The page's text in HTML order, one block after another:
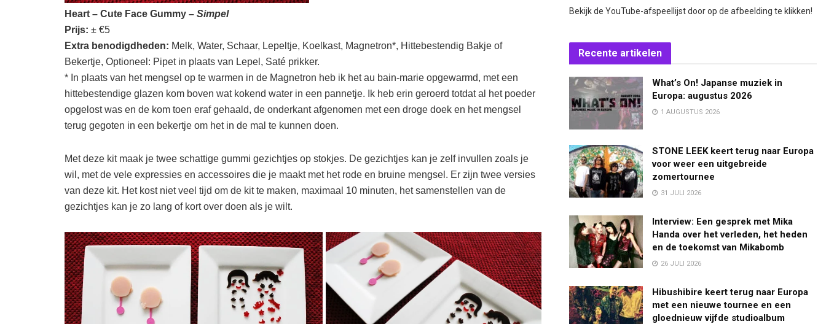
Heart – Cute Face Gummy – Simpel
Prijs: ± €5
Extra benodigdheden: Melk, Water, Schaar, Lepeltje, Koelkast, Magnetron*, Hittebestendig Bakje of
Bekertje, Optioneel: Pipet in plaats van Lepel, Saté prikker.
* In plaats van het mengsel op te warmen in de Magnetron heb ik het au bain-marie opgewarmd, met een
hittebestendige glazen kom boven wat kokend water in een pannetje. Ik heb erin geroerd totdat al het poeder
opgelost was en de kom toen eraf gehaald, de onderkant afgenomen met een droge doek en het mengsel
terug gegoten in een bekertje om het in de mal te kunnen doen.
Met deze kit maak je twee schattige gummi gezichtjes op stokjes. De gezichtjes kan je zelf invullen zoals je
wil, met de vele expressies en accessoires die je maakt met het rode en bruine mengsel. Er zijn twee versies
van deze kit. Het kost niet veel tijd om de kit te maken, maximaal 10 minuten, het samenstellen van de
gezichtjes kan je zo lang of kort over doen als je wilt.
Bekijk de YouTube-afspeellijst door op de afbeelding te klikken!
Recente artikelen
What’s On! Japanse muziek in
Europa: augustus 2026
1 AUGUSTUS 2026
STONE LEEK keert terug naar Europa
voor weer een uitgebreide
zomertournee
31 JULI 2026
Interview: Een gesprek met Mika
Handa over het verleden, het heden
en de toekomst van Mikabomb
26 JULI 2026
Hibushibire keert terug naar Europa
met een nieuwe tournee en een
gloednieuw vijfde studioalbum